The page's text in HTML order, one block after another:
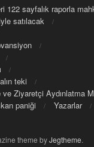
122 sayfalık raporla
satılacak
teki
ve Ziyaretçi Aydınlatma
paniği
Yazarlar
theme byJegtheme.